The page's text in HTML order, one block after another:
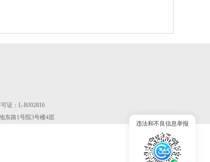
证：L-BJ02816
东路1号院3号楼4层
违法和不良信息举报